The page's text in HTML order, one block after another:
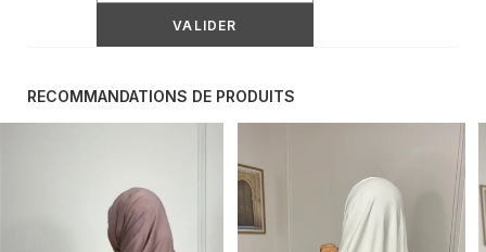
RECOMMANDATIONS DE PRODUITS